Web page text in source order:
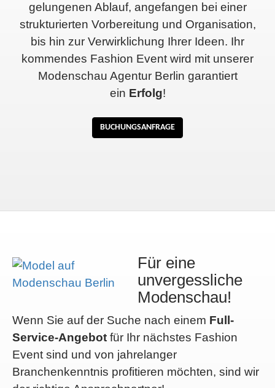
gelungenen Ablauf, angefangen bei einer
strukturierten Vorbereitung und Organisation,
bis hin zur Verwirklichung Ihrer Ideen. Ihr
kommendes Fashion Event wird mit unserer
Modenschau Agentur Berlin garantiert
ein Erfolg!
BUCHUNGSANFRAGE
Für eine
unvergessliche
Modenschau!
Wenn Sie auf der Suche nach einem Full-
Service-Angebot für Ihr nächstes Fashion
Event sind und von jahrelanger
Branchenkenntnis profitieren möchten, sind wir